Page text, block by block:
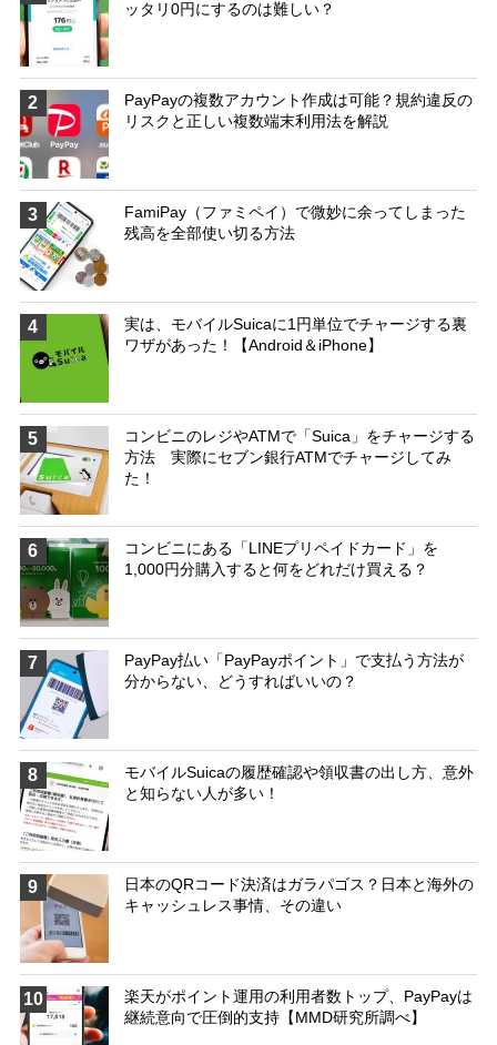
ッタリ0円にするのは難しい？
2
PayPayの複数アカウント作成は可能？規約違反の
リスクと正しい複数端末利用法を解説
3
FamiPay（ファミペイ）で微妙に余ってしまった
残高を全部使い切る方法
4
実は、モバイルSuicaに1円単位でチャージする裏
ワザがあった！【Android＆iPhone】
5
コンビニのレジやATMで「Suica」をチャージする
方法 実際にセブン銀行ATMでチャージしてみ
た！
6
コンビニにある「LINEプリペイドカード」を
1,000円分購入すると何をどれだけ買える？
7
PayPay払い「PayPayポイント」で支払う方法が
分からない、どうすればいいの？
8
モバイルSuicaの履歴確認や領収書の出し方、意外
と知らない人が多い！
9
日本のQRコード決済はガラパゴス？日本と海外の
キャッシュレス事情、その違い
10
楽天がポイント運用の利用者数トップ、PayPayは
継続意向で圧倒的支持【MMD研究所調べ】